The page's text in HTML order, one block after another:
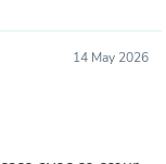
14 May 2026